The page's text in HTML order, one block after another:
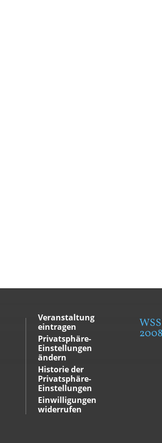
Veranstaltung
eintragen
Privatsphäre-
Einstellungen
ändern
Historie der
Privatsphäre-
Einstellungen
Einwilligungen
widerrufen